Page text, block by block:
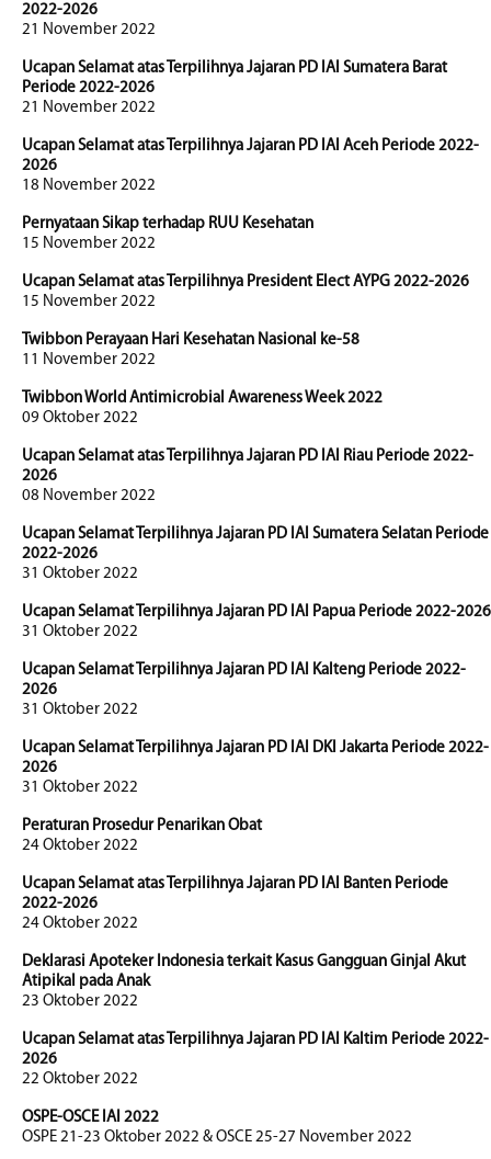
2022-2026
21 November 2022
Ucapan Selamat atas Terpilihnya Jajaran PD IAI Sumatera Barat
Periode 2022-2026
21 November 2022
Ucapan Selamat atas Terpilihnya Jajaran PD IAI Aceh Periode 2022-
2026
18 November 2022
Pernyataan Sikap terhadap RUU Kesehatan
15 November 2022
Ucapan Selamat atas Terpilihnya President Elect AYPG 2022-2026
15 November 2022
Twibbon Perayaan Hari Kesehatan Nasional ke-58
11 November 2022
Twibbon World Antimicrobial Awareness Week 2022
09 Oktober 2022
Ucapan Selamat atas Terpilihnya Jajaran PD IAI Riau Periode 2022-
2026
08 November 2022
Ucapan Selamat Terpilihnya Jajaran PD IAI Sumatera Selatan Periode
2022-2026
31 Oktober 2022
Ucapan Selamat Terpilihnya Jajaran PD IAI Papua Periode 2022-2026
31 Oktober 2022
Ucapan Selamat Terpilihnya Jajaran PD IAI Kalteng Periode 2022-
2026
31 Oktober 2022
Ucapan Selamat Terpilihnya Jajaran PD IAI DKI Jakarta Periode 2022-
2026
31 Oktober 2022
Peraturan Prosedur Penarikan Obat
24 Oktober 2022
Ucapan Selamat atas Terpilihnya Jajaran PD IAI Banten Periode
2022-2026
24 Oktober 2022
Deklarasi Apoteker Indonesia terkait Kasus Gangguan Ginjal Akut
Atipikal pada Anak
23 Oktober 2022
Ucapan Selamat atas Terpilihnya Jajaran PD IAI Kaltim Periode 2022-
2026
22 Oktober 2022
OSPE-OSCE IAI 2022
OSPE 21-23 Oktober 2022 & OSCE 25-27 November 2022